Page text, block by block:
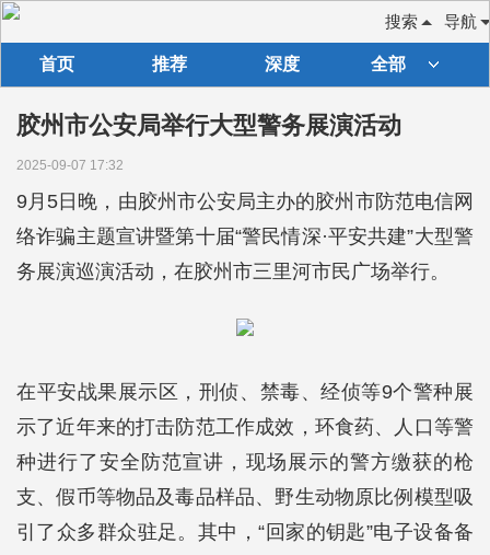
导航
搜索
首页 推荐 深度 全部
胶州市公安局举行大型警务展演活动
2025-09-07 17:32
9月5日晚，由胶州市公安局主办的胶州市防范电信网
络诈骗主题宣讲暨第十届“警民情深·平安共建”大型警
务展演巡演活动，在胶州市三里河市民广场举行。
在平安战果展示区，刑侦、禁毒、经侦等9个警种展
示了近年来的打击防范工作成效，环食药、人口等警
种进行了安全防范宣讲，现场展示的警方缴获的枪
支、假币等物品及毒品样品、野生动物原比例模型吸
引了众多群众驻足。其中，“回家的钥匙”电子设备备